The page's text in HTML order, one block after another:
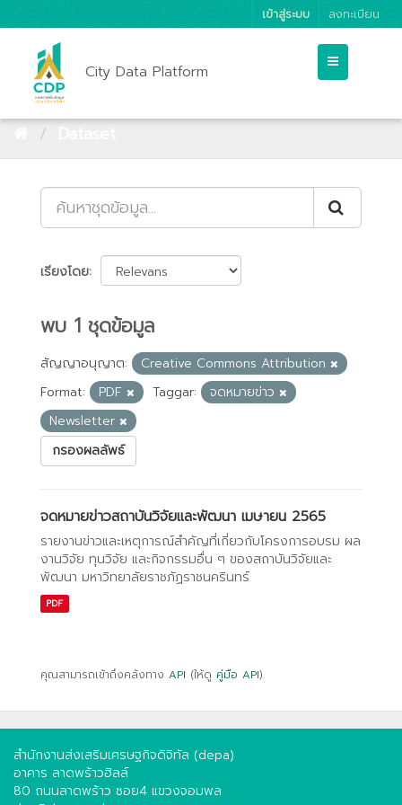
เข้าสู่ระบบ ลงทะเบียน
City Data Platform
เรียงโดย
พบ 1 ชุดข้อมูล
สัญญาอนุญาต:
Creative Commons Attribution
Format:
PDF Taggar:
จดหมายข่าว
Newsletter
กรองผลลัพธ์
จดหมายข่าวสถาบันวิจัยและพัฒนา เมษายน 2565
รายงานข่าวและเหตุการณ์สำคัญที่เกี่ยวกับโครงการอบรม ผล
งานวิจัย ทุนวิจัย และกิจกรรมอื่น ๆ ของสถาบันวิจัยและ
พัฒนา มหาวิทยาลัยราชภัฏราชนครินทร์
PDF
คุณสามารถเข้าถึงคลังทาง API (ให้ดู คู่มือ API).
สำนักงานส่งเสริมเศรษฐกิจดิจิทัล (depa)
อาคาร ลาดพร้าวฮิลล์
80 ถนนลาดพร้าว ซอย4 แขวงจอมพล